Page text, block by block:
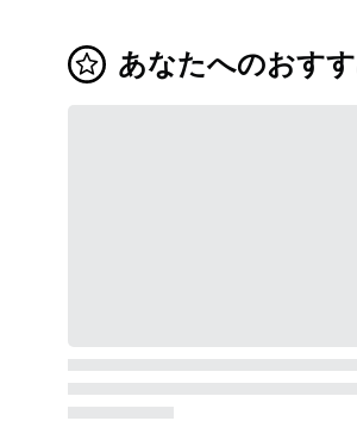
2013年に2つのコースが整備され
す。 園内に湧く自然水「越百の
水15選に選定されました。 【道の駅 花の里いいじま】
あなたへのおす